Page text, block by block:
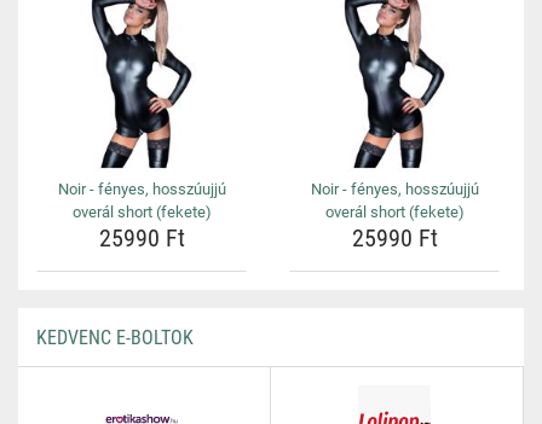
Noir - fényes, hosszúujjú
overál short (fekete)
25990 Ft
Noir - fényes, hosszúujjú
overál short (fekete)
25990 Ft
KEDVENC E-BOLTOK